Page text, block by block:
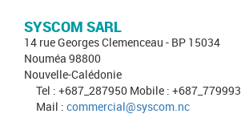
SYSCOM SARL
14 rue Georges Clemenceau - BP 15034
Nouméa 98800
Nouvelle-Calédonie
Tel : +687_287950 Mobile : +687_779993
Mail : commercial@syscom.nc